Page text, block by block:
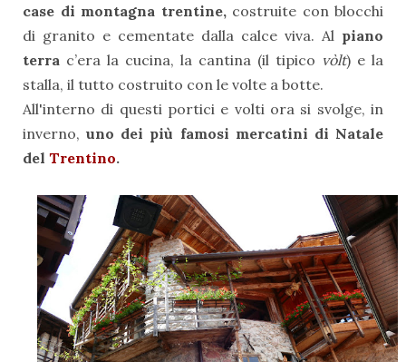
case di montagna trentine, costruite con blocchi
di granito e cementate dalla calce viva. Al piano
terra c’era la cucina, la cantina (il tipico vòlt) e la
stalla, il tutto costruito con le volte a botte.
All'interno di questi portici e volti ora si svolge, in
inverno,uno dei più famosi mercatini di Natale
del Trentino.